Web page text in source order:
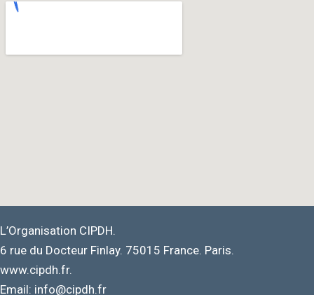
L’Organisation CIPDH.
6 rue du Docteur Finlay. 75015 France. Paris.
www.cipdh.fr.
Email: info@cipdh.fr